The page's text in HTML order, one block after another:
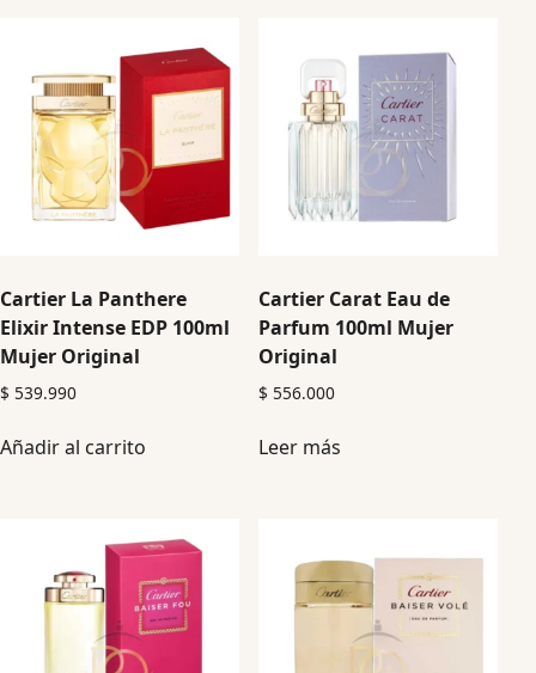
Cartier La Panthere
Elixir Intense EDP 100ml
Mujer Original
$ 539.990
Añadir al carrito
Cartier Carat Eau de
Parfum 100ml Mujer
Original
$ 556.000
Leer más